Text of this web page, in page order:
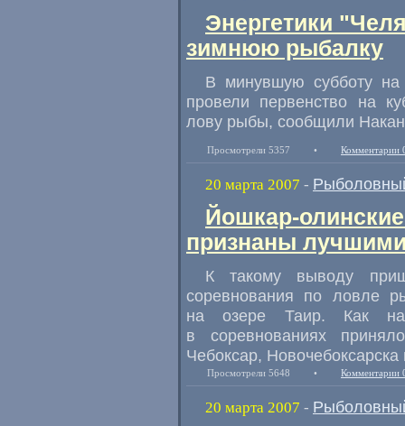
Энергетики
зимнюю рыбалку
В минувшую субботу на
провели первенство на
лову рыбы, сообщили
Просмотрели 5357 • Комментарии
20 марта 2007 -
Йошкар-
признаны
К такому выводу
соревнования по ловле
на озере Таир. Как
в соревнованиях
Чебоксар, Новочебоксарска
Просмотрели 5648 • Комментарии
20 марта 2007 -